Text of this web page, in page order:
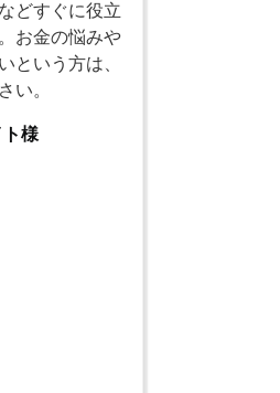
どすぐに役立
お金の悩みや
という方は、
い。
様